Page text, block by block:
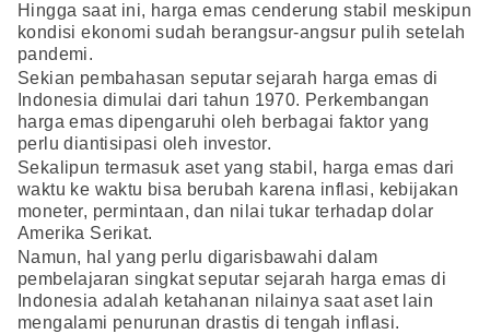
Hingga saat ini, harga emas cenderung stabil meskipun
kondisi ekonomi sudah berangsur-angsur pulih setelah
pandemi.
Sekian pembahasan seputar sejarah harga emas di
Indonesia dimulai dari tahun 1970. Perkembangan
harga emas dipengaruhi oleh berbagai faktor yang
perlu diantisipasi oleh investor.
Sekalipun termasuk aset yang stabil, harga emas dari
waktu ke waktu bisa berubah karena inflasi, kebijakan
moneter, permintaan, dan nilai tukar terhadap dolar
Amerika Serikat.
Namun, hal yang perlu digarisbawahi dalam
pembelajaran singkat seputar sejarah harga emas di
Indonesia adalah ketahanan nilainya saat aset lain
mengalami penurunan drastis di tengah inflasi.